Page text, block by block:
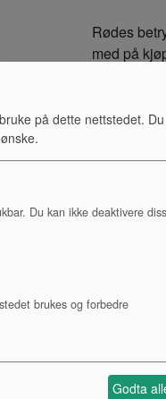
Rødes
med på
• Stor 1
•
•
• Ultra
• Stort
•
• Ekte
• Internt
•
•
• S/N ratio:
•
• Max
•
på dette nettstedet. Du
Du kan ikke deaktivere
brukes og forbedre
Godta